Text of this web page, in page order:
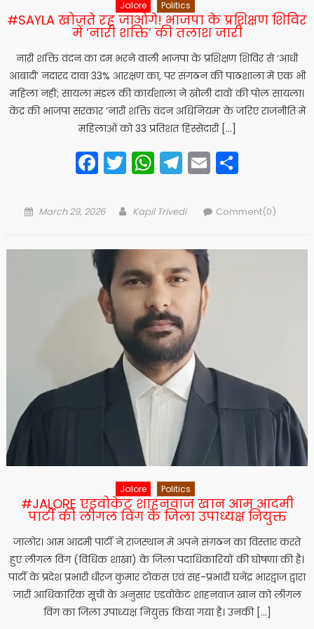
Jalore Politics
#SAYLA खोजते रह जाओगे! भाजपा के प्रशिक्षण शिविर
में ‘नारी शक्ति’ की तलाश जारी
नारी शक्ति वंदन का दम भरने वाली भाजपा के प्रशिक्षण शिविर से ‘आधी
आबादी’ नदारद दावा 33% आरक्षण का, पर संगठन की पाठशाला में एक भी
महिला नहीं; सायला मंडल की कार्यशाला ने खोली दावों की पोल सायला।
केंद्र की भाजपा सरकार ‘नारी शक्ति वंदन अधिनियम’ के जरिए राजनीति में
महिलाओं को 33 प्रतिशत हिस्सेदारी […]
Facebook
Twitter
WhatsApp
Telegram
Email
Posted
March 29, 2026 Author
Kapil Trivedi Comment(0)
Jalore Politics
#JALORE एडवोकेट शाहनवाज खान आम आदमी
पार्टी की लीगल विंग के जिला उपाध्यक्ष नियुक्त
जालोर। आम आदमी पार्टी ने राजस्थान में अपने संगठन का विस्तार करते
हुए लीगल विंग (विधिक शाखा) के जिला पदाधिकारियों की घोषणा की है।
पार्टी के प्रदेश प्रभारी धीरज कुमार टोकस एवं सह-प्रभारी घनेंद्र भारद्वाज द्वारा
जारी आधिकारिक सूची के अनुसार एडवोकेट शाहनवाज खान को लीगल
विंग का जिला उपाध्यक्ष नियुक्त किया गया है। उनकी […]